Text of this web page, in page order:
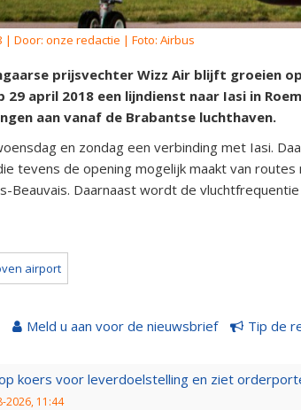
| Door: onze redactie | Foto: Airbus
prijsvechter Wizz Air blijft groeien
april 2018 een lijndienst naar Iasi in
aan vanaf de Brabantse luchthaven.
en zondag een verbinding met Iasi.
tevens de opening mogelijk maakt van routes
Beauvais. Daarnaast wordt de
airport
Meld u aan voor de nieuwsbrief Tip de
koers voor leverdoelstelling en ziet
2026, 11:44